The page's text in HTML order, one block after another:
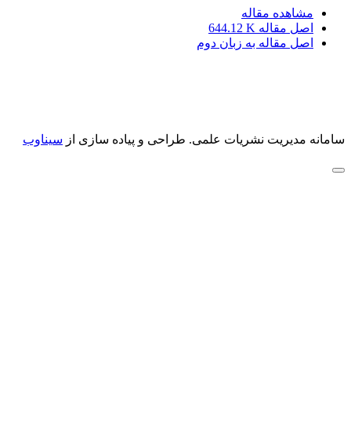
مشاهده مقاله
اصل مقاله 644.12 K
اصل مقاله به زبان دوم
سامانه مدیریت نشریات علمی. طراحی و پیاده سازی از سیناوب